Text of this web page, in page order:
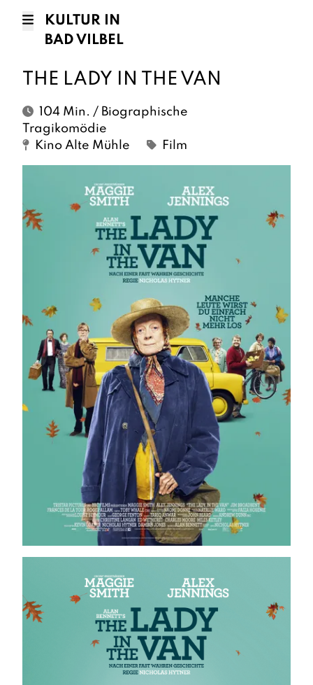
KULTUR IN
BAD VILBEL
THE LADY IN THE VAN
104 Min. / Biographische
Tragikomödie
Kino Alte Mühle
Film